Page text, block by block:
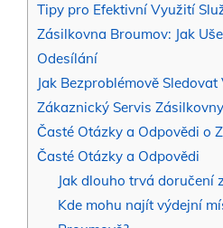
Tipy pro Efektivní Využití
Zásilkovna Broumov: Jak
Odesílání
Jak Bezproblémově
Zákaznický Servis
Časté Otázky a Odpovědi o
Časté Otázky a Odpovědi
Jak dlouho trvá doručení
Kde mohu najít výdejní